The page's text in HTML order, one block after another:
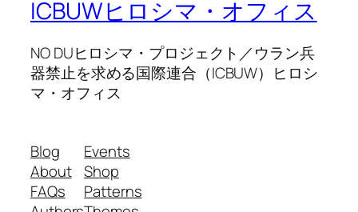
ICBUWヒロシマ・オフィス
NO DUヒロシマ・プロジェクト／ウラン兵
器禁止を求める国際連合（ICBUW）ヒロシ
マ・オフィス
Blog
About
FAQs
Events
Shop
Patterns